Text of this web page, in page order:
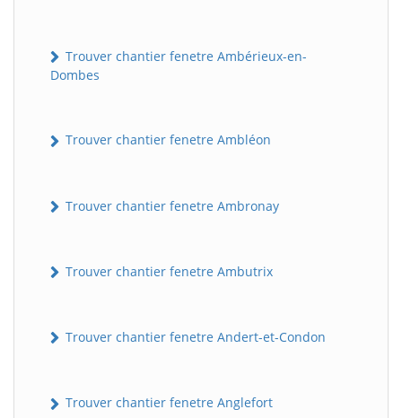
Trouver chantier fenetre Ambérieux-en-
Dombes
Trouver chantier fenetre Ambléon
Trouver chantier fenetre Ambronay
Trouver chantier fenetre Ambutrix
Trouver chantier fenetre Andert-et-Condon
Trouver chantier fenetre Anglefort